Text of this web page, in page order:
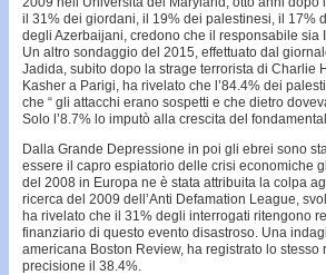
il 31% dei giordani, il 19% dei palestinesi, il 17%
degli Azerbaijani, credono che il responsabile sia
Un altro sondaggio del 2015, effettuato dal
Jadida, subito dopo la strage terrorista di Charlie
Kasher a Parigi, ha rivelato che l’84.4% dei
che “ gli attacchi erano sospetti e che dietro
Solo l’8.7% lo imputò alla crescita del
Dalla Grande Depressione in poi gli ebrei sono
essere il capro espiatorio delle crisi economiche
del 2008 in Europa ne è stata attribuita la colpa
ricerca del 2009 dell’Anti Defamation League,
ha rivelato che il 31% degli interrogati ritengono
finanziario di questo evento disastroso. Una
americana Boston Review, ha registrato lo stesso
precisione il 38.4%.